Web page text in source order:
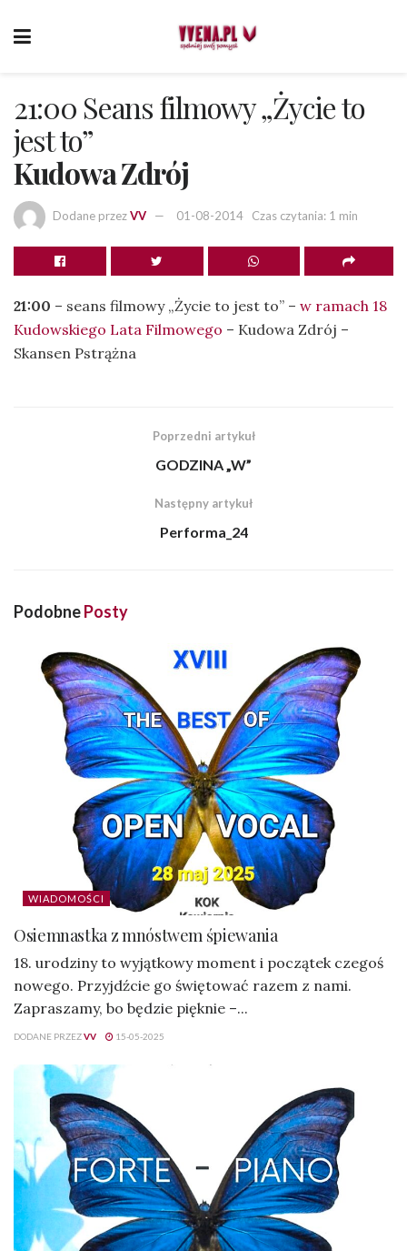
21:00 Seans filmowy „Życie to
jest to”
Kudowa Zdrój
Dodane przezVV 01-08-2014 Czas czytania: 1 min
21:00 – seans filmowy „Życie to jest to” – w ramach 18
Kudowskiego Lata Filmowego – Kudowa Zdrój –
Skansen Pstrążna
Poprzedni artykuł
GODZINA „W”
Następny artykuł
Performa_24
PodobnePosty
WIADOMOŚCI
Osiemnastka z mnóstwem śpiewania
18. urodziny to wyjątkowy moment i początek czegoś
nowego. Przyjdźcie go świętować razem z nami.
Zapraszamy, bo będzie pięknie –...
DODANE PRZEZVV 15-05-2025